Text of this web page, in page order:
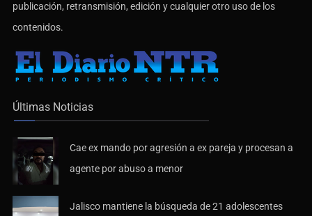
publicación, retransmisión, edición y cualquier otro uso de los
contenidos.
Últimas Noticias
Cae ex mando por agresión a ex pareja y procesan a
agente por abuso a menor
Jalisco mantiene la búsqueda de 21 adolescentes